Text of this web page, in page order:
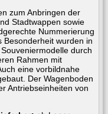
zum Anbringen der
Stadtwappen sowie
Nummerierung
Besonderheit wurden in
durch
Rahmen mit
eine vorbildnahe
Der Wagenboden
Antriebseinheiten von